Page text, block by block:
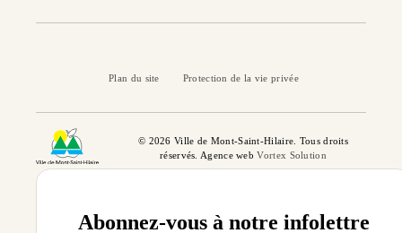
© 2026 Ville de Mont-Saint-Hilaire. Tous droits
réservés. Agence webVortex Solution
Plan du site Protection de la vie privée
Abonnez-vous à notre infolettre